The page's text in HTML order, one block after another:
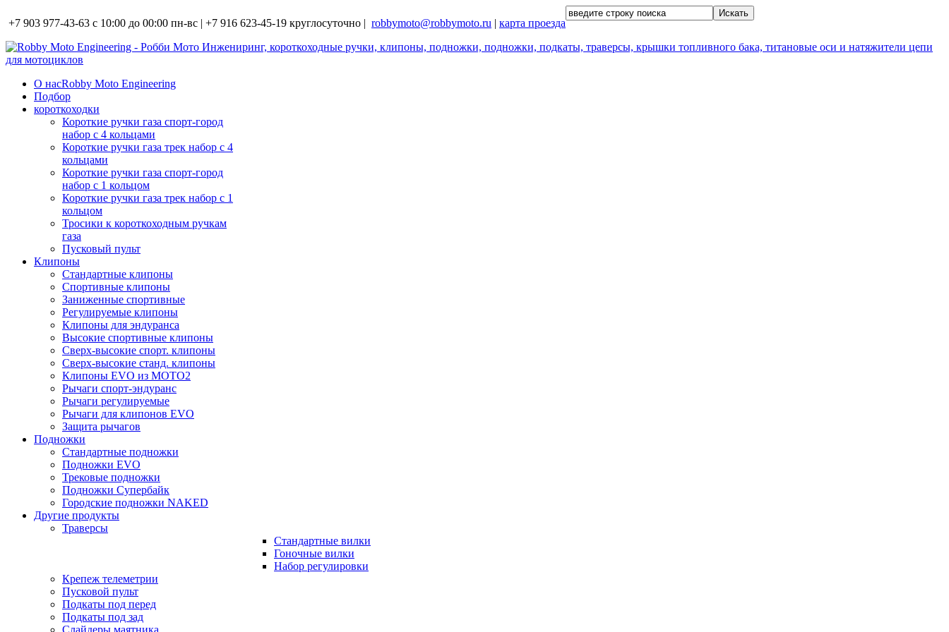
+7 903 977-43-63 с 10:00 до 00:00 пн-вс | +7 916 623-45-19 круглосуточно | robbymoto@robbymoto.ru | карта проезда
О насRobby Moto Engineering
Подбор
короткоходки
Короткие ручки газа спорт-город
набор с 4 кольцами
Короткие ручки газа трек набор с 4
кольцами
Короткие ручки газа спорт-город
набор с 1 кольцом
Короткие ручки газа трек набор с 1
кольцом
Тросики к короткоходным ручкам
газа
Пусковый пульт
Клипоны
Стандартные клипоны
Спортивные клипоны
Заниженные спортивные
Регулируемые клипоны
Клипоны для эндуранса
Высокие спортивные клипоны
Сверх-высокие спорт. клипоны
Сверх-высокие станд. клипоны
Клипоны EVO из MOTO2
Рычаги спорт-эндуранс
Рычаги регулируемые
Рычаги для клипонов EVO
Защита рычагов
Подножки
Стандартные подножки
Подножки EVO
Трековые подножки
Подножки Супербайк
Городские подножки NAKED
Другие продукты
Траверсы
Стандартные вилки
Гоночные вилки
Набор регулировки
Крепеж телеметрии
Пусковой пульт
Подкаты под перед
Подкаты под зад
Слайдеры маятника